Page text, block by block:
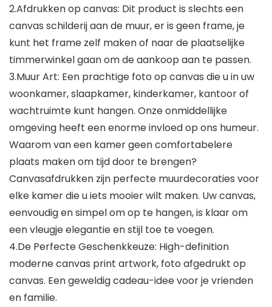
2.Afdrukken op canvas: Dit product is slechts een
canvas schilderij aan de muur, er is geen frame, je
kunt het frame zelf maken of naar de plaatselijke
timmerwinkel gaan om de aankoop aan te passen.
3.Muur Art: Een prachtige foto op canvas die u in uw
woonkamer, slaapkamer, kinderkamer, kantoor of
wachtruimte kunt hangen. Onze onmiddellijke
omgeving heeft een enorme invloed op ons humeur.
Waarom van een kamer geen comfortabelere
plaats maken om tijd door te brengen?
Canvasafdrukken zijn perfecte muurdecoraties voor
elke kamer die u iets mooier wilt maken. Uw canvas,
eenvoudig en simpel om op te hangen, is klaar om
een vleugje elegantie en stijl toe te voegen.
4.De Perfecte Geschenkkeuze: High-definition
moderne canvas print artwork, foto afgedrukt op
canvas. Een geweldig cadeau-idee voor je vrienden
en familie.